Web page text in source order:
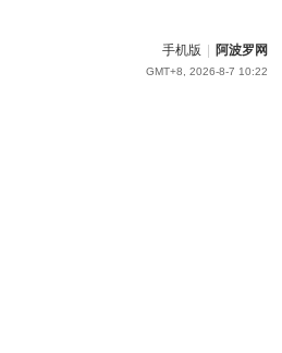
手机版 阿波罗网
GMT+8, 2026-8-7 10:22